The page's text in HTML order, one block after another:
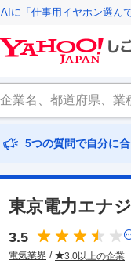
AIに「仕事用イヤホン選ん
5つの質問で自分に
東京電力エナ
3.5
電気業界 3.0以上の企業